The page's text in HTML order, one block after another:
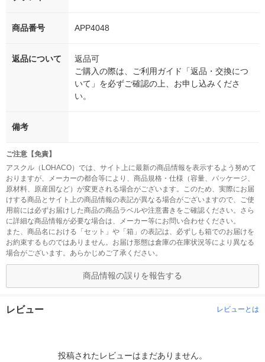
商品番号 APP4048
返品について
返品可
ご購入の際は、ご利用ガイド「返品・交換につ
いて」を必ずご確認の上、お申し込みくださ
い。
備考
ご注意【免責】
アスクル（LOHACO）では、サイト上に最新の商品情報を表示するよう努めて
おりますが、メーカーの都合等により、商品規格・仕様（容量、パッケージ、
原材料、原産国など）が変更される場合がございます。このため、実際にお届
けする商品とサイト上の商品情報の表記が異なる場合がございますので、ご使
用前には必ずお届けした商品の商品ラベルや注意書きをご確認ください。さら
に詳細な商品情報が必要な場合は、メーカー等にお問い合わせください。
また、商品名における「セット」や「箱」の表記は、必ずしも箱でのお届けを
お約束するものではありません。お届け形態は倉庫の在庫状況等により異なる
場合がございます。あらかじめご了承ください。
商品情報の誤りを報告する
レビュー レビューとは
投稿されたレビューはまだありません。